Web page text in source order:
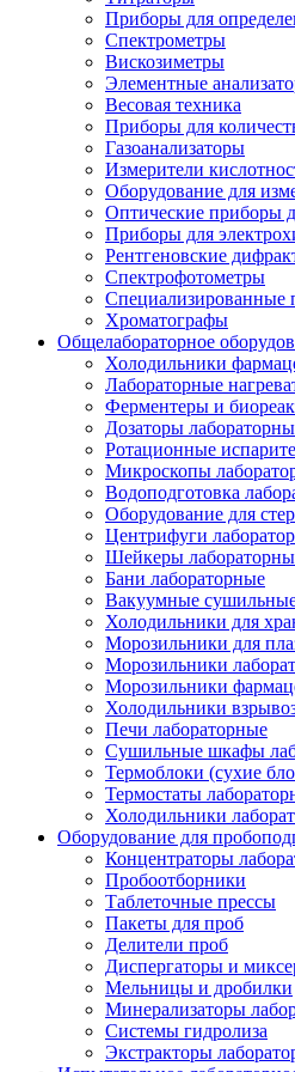
Приборы для
Спектрометры
Вискозиметры
Элементные
Весовая техника
Приборы для
Газоанализаторы
Измерители
Оборудование для
Оптические приборы
Приборы для
Рентгеновские
Спектрофотометры
Специализированные
Хроматографы
Общелабораторное
Холодильники
Лабораторные
Ферментеры и
Дозаторы
Ротационные
Микроскопы
Водоподготовка
Оборудование для
Центрифуги
Шейкеры
Бани лабораторные
Вакуумные
Холодильники для
Морозильники для
Морозильники
Морозильники
Холодильники
Печи лабораторные
Сушильные шкафы
Термоблоки (сухие
Термостаты
Холодильники
Оборудование для
Концентраторы
Пробоотборники
Таблеточные прессы
Пакеты для проб
Делители проб
Диспергаторы и
Мельницы и дробилки
Минерализаторы
Системы гидролиза
Экстракторы